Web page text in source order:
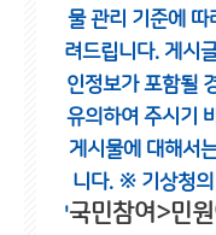
물 관리 기준에 따
려드립니다. 게시
인정보가 포함될
유의하여 주시기
게시물에 대해서
니다. ※ 기상청의
'국민참여>민